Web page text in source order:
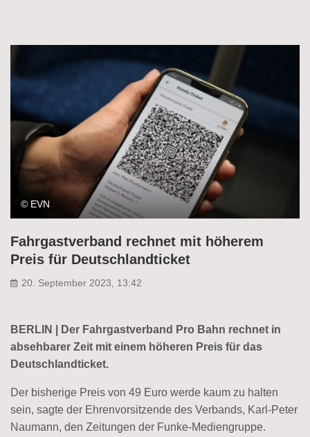
© EVN
Fahrgastverband rechnet mit höherem
Preis für Deutschlandticket
20. September 2023, 13:42
BERLIN | Der Fahrgastverband Pro Bahn rechnet in
absehbarer Zeit mit einem höheren Preis für das
Deutschlandticket.
Der bisherige Preis von 49 Euro werde kaum zu halten
sein, sagte der Ehrenvorsitzende des Verbands, Karl-Peter
Naumann, den Zeitungen der Funke-Mediengruppe.